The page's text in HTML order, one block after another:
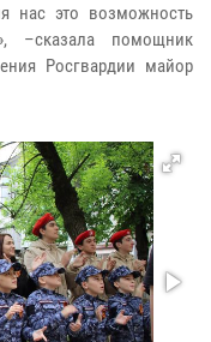
нас это возможность
–сказала помощник
Росгвардии майор